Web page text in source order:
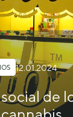
12.01.2024
de